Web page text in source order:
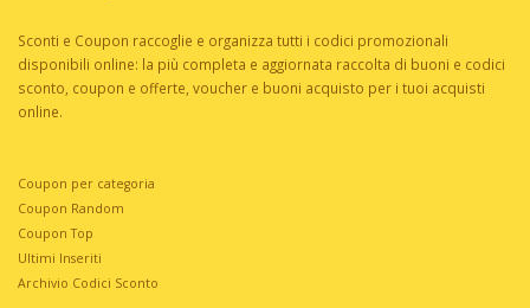
Sconti e Coupon raccoglie e organizza tutti i codici promozionali
disponibili online: la più completa e aggiornata raccolta di buoni e codici
sconto, coupon e offerte, voucher e buoni acquisto per i tuoi acquisti
online.
Coupon per categoria
Coupon Random
Coupon Top
Ultimi Inseriti
Archivio Codici Sconto